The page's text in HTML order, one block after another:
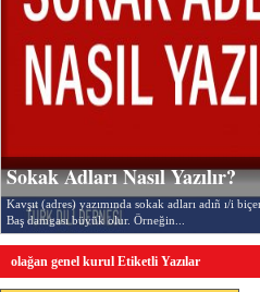
Sokak Adları Nasıl Yazılır?
Kavşıt (adres) yazımında sokak adları adıñ ı/i
Baş damgası büyük olur. Örneğin...
olağan genel kurul Etiketli Yazılar